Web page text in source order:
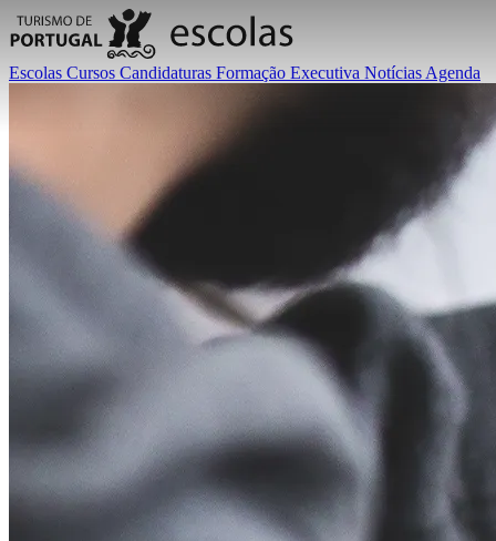
Escolas Cursos Candidaturas Formação Executiva Notícias Agenda